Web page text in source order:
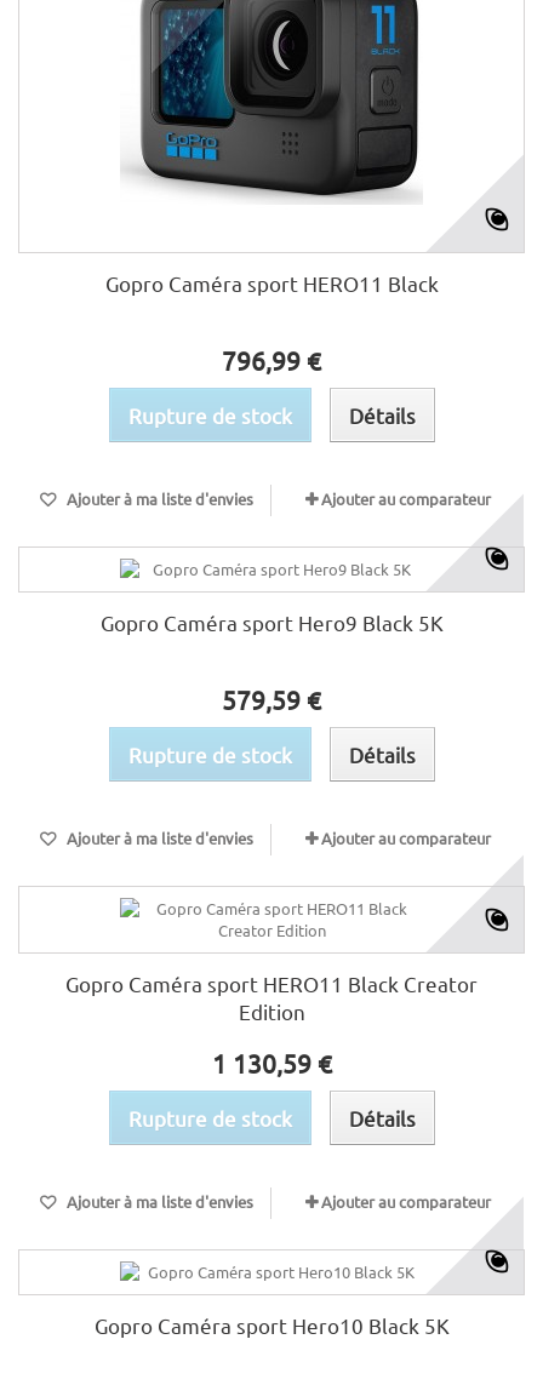
Gopro Caméra sport HERO11 Black
796,99 €
Rupture de stock Détails
Ajouter à ma liste d'envies Ajouter au comparateur
Gopro Caméra sport Hero9 Black 5K
579,59 €
Rupture de stock Détails
Ajouter à ma liste d'envies Ajouter au comparateur
Gopro Caméra sport HERO11 Black Creator
Edition
1 130,59 €
Rupture de stock Détails
Ajouter à ma liste d'envies Ajouter au comparateur
Gopro Caméra sport Hero10 Black 5K